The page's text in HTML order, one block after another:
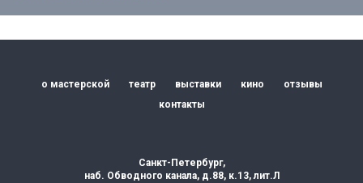
ДЛЯ
о мастерской театр выставки кино
отзывы
контакты
Санкт-Петербург,
наб. Обводного канала, д.88, к.13, лит.Л